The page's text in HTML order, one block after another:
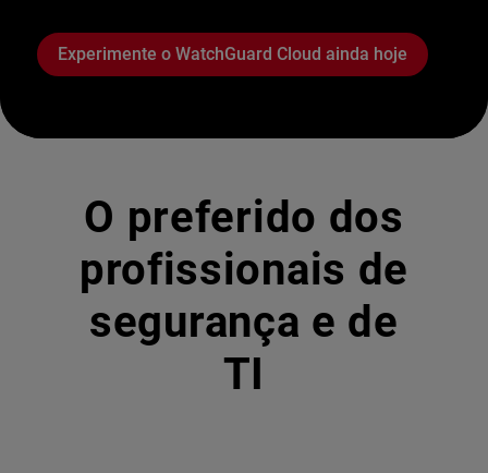
Experimente o WatchGuard Cloud ainda hoje
O preferido dos
profissionais de
segurança e de
TI